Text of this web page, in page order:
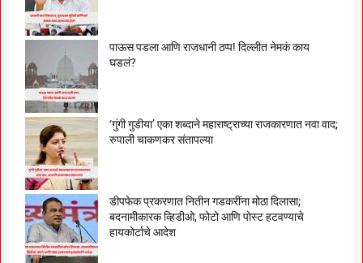
पाऊस पडला आणि राजधानी ठप्प! दिल्लीत नेमकं काय
घडलं?
‘गुंगी गुडीया’ एका शब्दाने महाराष्ट्राच्या राजकारणात नवा वाद;
रुपाली चाकणकर संतापल्या
डीपफेक प्रकरणात नितीन गडकरींना मोठा दिलासा;
बदनामीकारक व्हिडीओ, फोटो आणि पोस्ट हटवण्याचे
हायकोर्टाचे आदेश